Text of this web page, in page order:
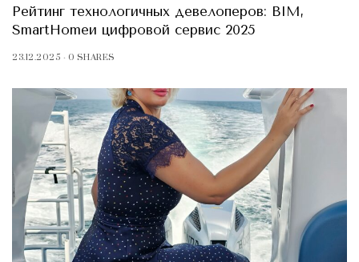
Рейтинг технологичных девелоперов: BIM,
SmartHomeи цифровой сервис 2025
23.12.2025 0 SHARES